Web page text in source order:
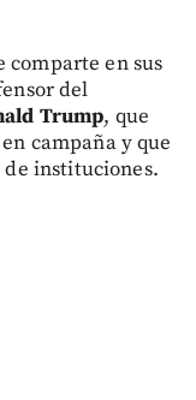
comparte en sus
del
Trump, que
campaña y que
instituciones.